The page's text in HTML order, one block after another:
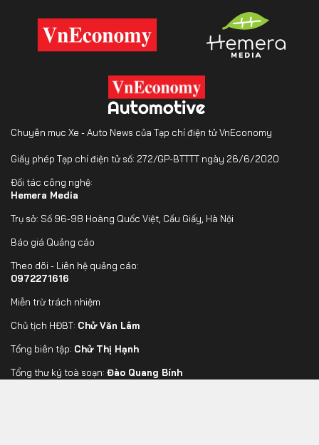
Chuyên mục Xe - Auto News của Tạp chí điện tử VnEconomy
Giấy phép Tạp chí điện tử số: 272/GP-BTTTT ngày 26/6/2020
Đối tác công nghệ:
Hemera Media
Trụ sở: Số 96-98 Hoàng Quốc Việt, Cầu Giấy, Hà Nội
Báo giá Quảng cáo
Theo dõi - Liên hệ quảng cáo:
0972271616
Miễn trừ trách nhiệm
Chủ tịch HĐBT: Chử Văn Lâm
Tổng biên tập: Chử Thị Hạnh
Tổng thư ký toà soạn: Đào Quang Bính